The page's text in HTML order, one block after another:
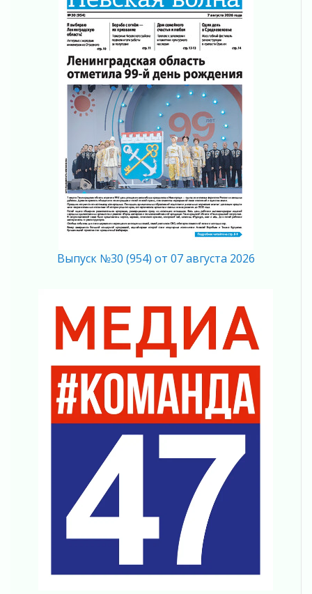
05 августа 2026
На лидирующих позициях
04 августа 2026
Итоги конкурса «Лучший работник
Кадрового центра – 2026» подведены!
04 августа 2026
Ставка на дисциплину на перекрестках
В Ленобласти растет потребление
мобильного трафика
04 августа 2026
Полумрак бьёт по карману
04 августа 2026
Вниманию автомобилистов!
Память, сталь и музыка
04 августа 2026
Никакого принуждения, только письменное
согласие
Без риска для здоровья и кошелька
04 августа 2026
Важная информация
04 августа 2026
Что делать со сбережениями
Награды нашли строителей
03 августа 2026
Ленобласть повышает производительность
03 августа 2026
Поддержка волонтерских объединений
03 августа 2026
Выпуск №30 (954) от 07 августа 2026